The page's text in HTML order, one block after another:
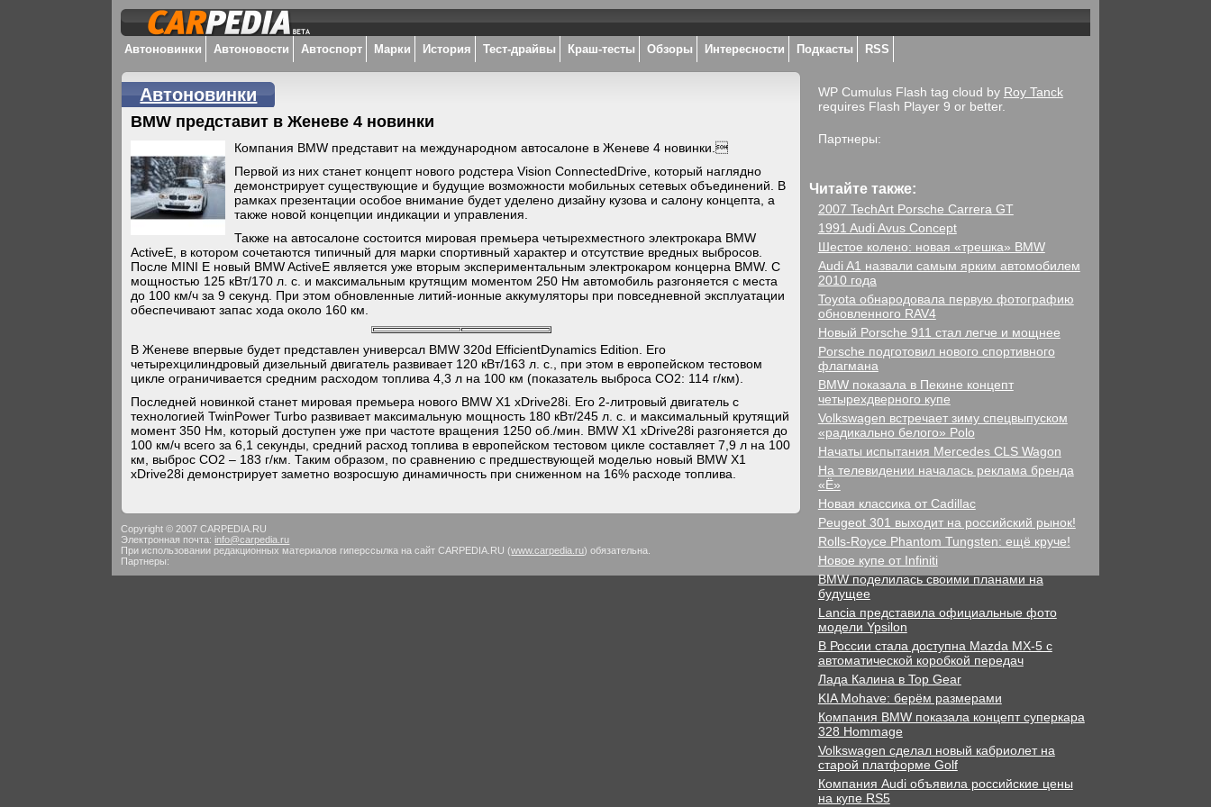
Автоновинки Автоновости Автоспорт Марки История Тест-драйвы Краш-тесты Обзоры Интересности Подкасты RSS
Автоновинки
BMW представит в Женеве 4 новинки
Компания BMW представит на международном автосалоне в Женеве 4 новинки.
Первой из них станет концепт нового родстера Vision ConnectedDrive, который наглядно
демонстрирует существующие и будущие возможности мобильных сетевых объединений. В
рамках презентации особое внимание будет уделено дизайну кузова и салону концепта, а
также новой концепции индикации и управления.
Также на автосалоне состоится мировая премьера четырехместного электрокара BMW
ActiveE, в котором сочетаются типичный для марки спортивный характер и отсутствие вредных выбросов.
После MINI E новый BMW ActiveE является уже вторым экспериментальным электрокаром концерна BMW. С
мощностью 125 кВт/170 л. с. и максимальным крутящим моментом 250 Нм автомобиль разгоняется с места
до 100 км/ч за 9 секунд. При этом обновленные литий-ионные аккумуляторы при повседневной эксплуатации
обеспечивают запас хода около 160 км.
В Женеве впервые будет представлен универсал BMW 320d EfficientDynamics Edition. Его
четырехцилиндровый дизельный двигатель развивает 120 кВт/163 л. с., при этом в европейском тестовом
цикле ограничивается средним расходом топлива 4,3 л на 100 км (показатель выброса CO2: 114 г/км).
Последней новинкой станет мировая премьера нового BMW X1 xDrive28i. Его 2-литровый двигатель с
технологией TwinPower Turbo развивает максимальную мощность 180 кВт/245 л. с. и максимальный крутящий
момент 350 Нм, который доступен уже при частоте вращения 1250 об./мин. BMW X1 xDrive28i разгоняется до
100 км/ч всего за 6,1 секунды, средний расход топлива в европейском тестовом цикле составляет 7,9 л на 100
км, выброс CO2 – 183 г/км. Таким образом, по сравнению с предшествующей моделью новый BMW X1
xDrive28i демонстрирует заметно возросшую динамичность при сниженном на 16% расходе топлива.
WP Cumulus Flash tag cloud by Roy Tanck
requires Flash Player 9 or better.
Партнеры:
Читайте также:
2007 TechArt Porsche Carrera GT
1991 Audi Avus Concept
Шестое колено: новая «трешка» BMW
Audi A1 назвали самым ярким автомобилем
2010 года
Toyota обнародовала первую фотографию
обновленного RAV4
Новый Porsche 911 стал легче и мощнее
Porsche подготовил нового спортивного
флагмана
BMW показала в Пекине концепт
четырехдверного купе
Volkswagen встречает зиму спецвыпуском
«радикально белого» Polo
Начаты испытания Mercedes CLS Wagon
На телевидении началась реклама бренда
«Ё»
Новая классика от Cadillac
Peugeot 301 выходит на российский рынок!
Rolls-Royce Phantom Tungsten: ещё круче!
Новое купе от Infiniti
BMW поделилась своими планами на
будущее
Lancia представила официальные фото
модели Ypsilon
В России стала доступна Mazda MX-5 с
автоматической коробкой передач
Лада Калина в Top Gear
KIA Mohave: берём размерами
Компания BMW показала концепт суперкара
328 Hommage
Volkswagen сделал новый кабриолет на
старой платформе Golf
Компания Audi объявила российские цены
на купе RS5
Copyright © 2007 CARPEDIA.RU
Электронная почта: info@carpedia.ru
При использовании редакционных материалов гиперссылка на сайт CARPEDIA.RU (www.carpedia.ru) обязательна.
Партнеры: